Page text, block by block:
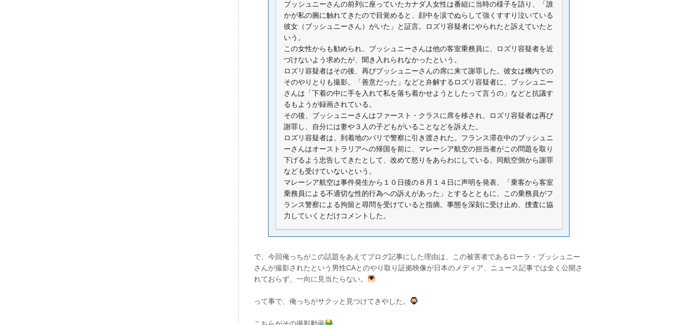
ブッシュニーさんの前列に座っていたカナダ人女性は番組に当時の様子を語り、「誰
かが私の腕に触れてきたので目覚めると、顔中を涙でぬらして強くすすり泣いている
彼女（ブッシュニーさん）がいた」と証言。ロズリ容疑者にやられたと訴えていたと
いう。
この女性からも勧められ、ブッシュニーさんは他の客室乗務員に、ロズリ容疑者を近
づけないよう求めたが、聞き入れられなかったという。
ロズリ容疑者はその後、再びブッシュニーさんの席に来て謝罪した。彼女は機内での
そのやりとりも撮影。「善意だった」などと弁解するロズリ容疑者に、ブッシュニー
さんは「下着の中に手を入れて私を落ち着かせようとしたって言うの」などと抗議す
るもようが録画されている。
その後、ブッシュニーさんはファースト・クラスに席を移され、ロズリ容疑者は再び
謝罪し、自分には妻や３人の子どもがいることなどを訴えた。
ロズリ容疑者は、到着地のパリで警察に引き渡された。フランス滞在中のブッシュニ
ーさんはオーストラリアへの帰国を前に、マレーシア航空の担当者がこの問題を取り
下げるよう忠告してきたとして、改めて怒りをあらわにしている。同航空側から謝罪
なども受けていないという。
マレーシア航空は事件発生から１０日後の８月１４日に声明を発表、「乗客から客室
乗務員による不適切な性的行為への訴えがあった」とするとともに、この乗務員がフ
ランス警察による拘留と尋問を受けていると指摘。事態を深刻に受け止め、捜査に協
力していくとだけコメントした。
で、今回俺っちがこの話題をあえてブログ記事にした理由は、この被害者であるローラ・ブッシュニー
さんが撮影されたという男性CAとのやり取り証拠映像が日本のメディア、ニュース記事では全く公開さ
れておらず、一向に見当たらない。
って事で、俺っちがサクッと見つけてきやした。